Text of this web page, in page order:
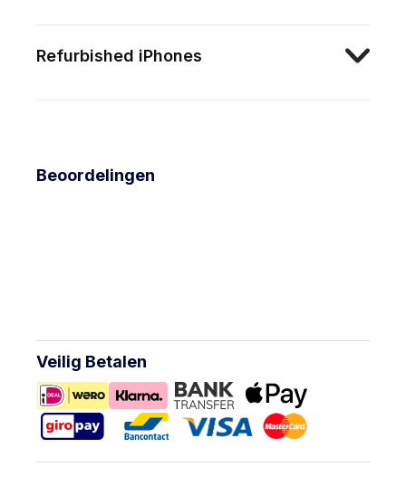
Refurbished iPhones
Beoordelingen
Veilig Betalen